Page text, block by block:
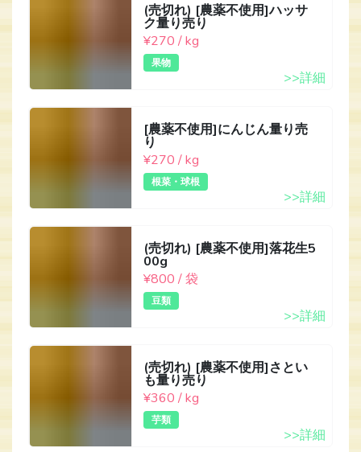
(売切れ) [農薬不使用]ハッサ
ク量り売り
¥270 / kg
果物
>>詳細
[農薬不使用]にんじん量り売
り
¥270 / kg
根菜・球根
>>詳細
(売切れ) [農薬不使用]落花生5
00g
¥800 / 袋
豆類
>>詳細
(売切れ) [農薬不使用]さとい
も量り売り
¥360 / kg
芋類
>>詳細